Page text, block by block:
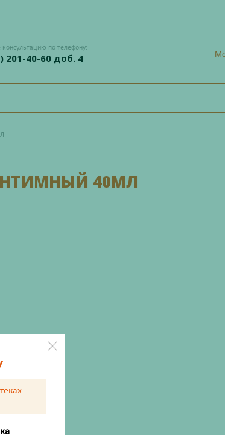
консультацию по телефону:
201-40-60 доб. 4
40МЛ